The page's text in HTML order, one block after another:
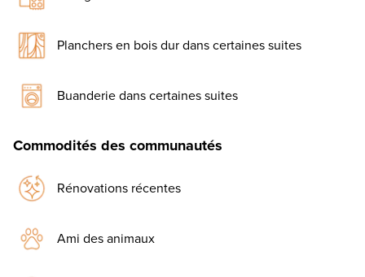
Planchers en bois dur dans certaines suites
Buanderie dans certaines suites
Commodités des communautés
Rénovations récentes
Ami des animaux